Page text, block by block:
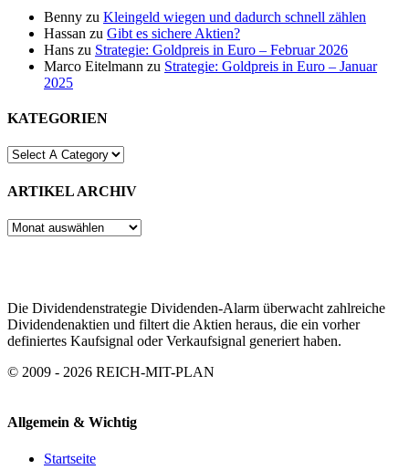
Benny zu Kleingeld wiegen und dadurch schnell zählen
Hassan zu Gibt es sichere Aktien?
Hans zu Strategie: Goldpreis in Euro – Februar 2026
Marco Eitelmann zu Strategie: Goldpreis in Euro – Januar
2025
KATEGORIEN
ARTIKEL ARCHIV
ARTIKEL
Die Dividendenstrategie Dividenden-Alarm überwacht zahlreiche
Dividendenaktien und filtert die Aktien heraus, die ein vorher
definiertes Kaufsignal oder Verkaufsignal generiert haben.
© 2009 - 2026 REICH-MIT-PLAN
Allgemein & Wichtig
Startseite